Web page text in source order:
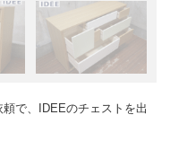
で、IDEEのチェストを出